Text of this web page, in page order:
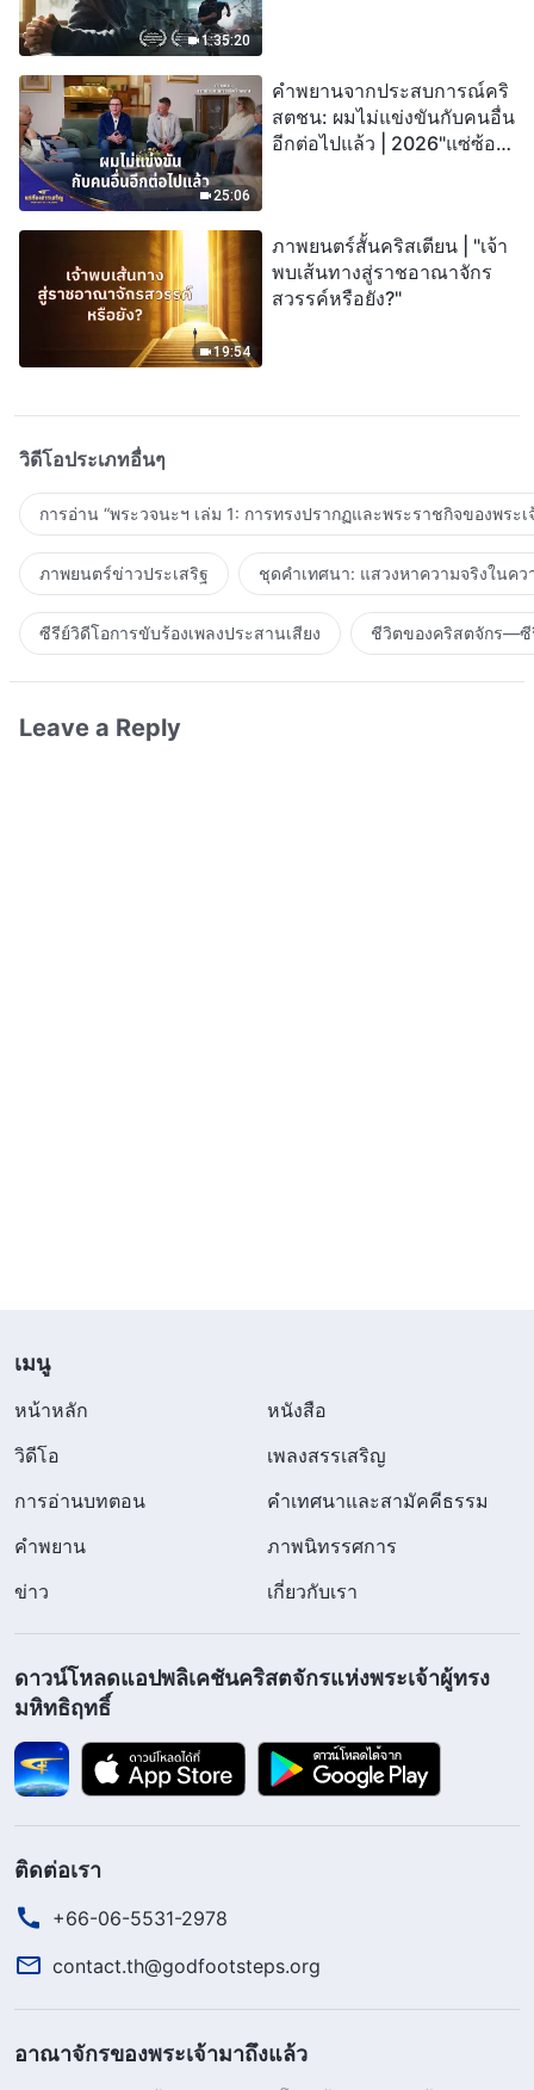
1:35:20
25:06
คำพยานจากประสบการณ์คริ
สตชน: ผมไม่แข่งขันกับคนอื่น
อีกต่อไปแล้ว | 2026"แซ่ซ้อง
19:54
ภาพยนตร์สั้นคริสเตียน | "เจ้า
พบเส้นทางสู่ราชอาณาจักร
สวรรค์หรือยัง?"
วิดีโอประเภทอื่นๆ
การอ่าน “พระวจนะฯ เล่ม 1: การทรงปรากฏและพระราชกิจของพระเ
ภาพยนตร์ข่าวประเสริฐ ชุดคำเทศนา: แสวงหาความจริงในคว
ซีรีย์วิดีโอการขับร้องเพลงประสานเสียง ชีวิตของคริสตจักร—ซี
Leave a Reply
เมนู
หน้าหลัก
หนังสือ
วิดีโอ
เพลงสรรเสริญ
การอ่านบทตอน
คำเทศนาและสามัคคีธรรม
คำพยาน
ภาพนิทรรศการ
ข่าว
เกี่ยวกับเรา
ดาวน์โหลดแอปพลิเคชันคริสตจักรแห่งพระเจ้าผู้ทรง
มหิทธิฤทธิ์
ติดต่อเรา
+66-06-5531-2978
contact.th@godfootsteps.org
อาณาจักรของพระเจ้ามาถึงแล้ว